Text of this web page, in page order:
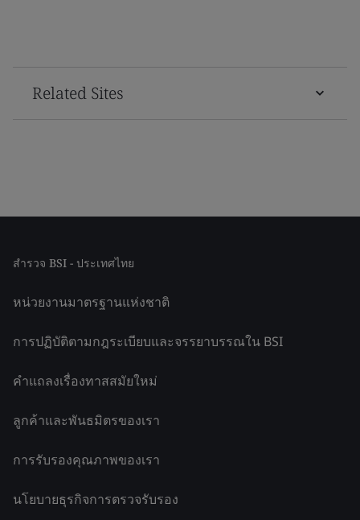
Related Sites
สำรวจ BSI - ประเทศไทย
หน่วยงานมาตรฐานแห่งชาติ
การปฏิบัติตามกฎระเบียบและจรรยาบรรณใน BSI
คำแถลงเรื่องทาสสมัยใหม่
ลูกค้าและพันธมิตรของเรา
การรับรองคุณภาพของเรา
นโยบายธุรกิจการตรวจรับรอง